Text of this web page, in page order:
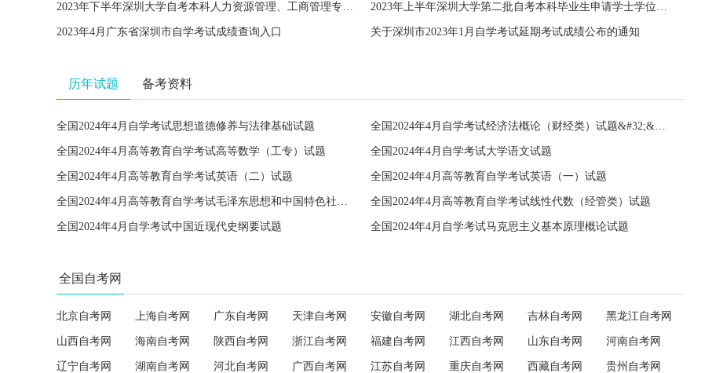
2023年下半年深圳大学自考本科人力资源管理、工商管理专业毕业论文安排通知（社会考生） 2023年上半年深圳大学第二批自考本科毕业生申请学士学位的通知
2023年4月广东省深圳市自学考试成绩查询入口 关于深圳市2023年1月自学考试延期考试成绩公布的通知
历年试题 备考资料
全国2024年4月自学考试思想道德修养与法律基础试题 全国2024年4月自学考试经济法概论（财经类）试题&#32;&#32;
全国2024年4月高等教育自学考试高等数学（工专）试题 全国2024年4月自学考试大学语文试题
全国2024年4月高等教育自学考试英语（二）试题 全国2024年4月高等教育自学考试英语（一）试题
全国2024年4月高等教育自学考试毛泽东思想和中国特色社会主义理论体系概论试题 全国2024年4月高等教育自学考试线性代数（经管类）试题
全国2024年4月自学考试中国近现代史纲要试题 全国2024年4月自学考试马克思主义基本原理概论试题
全国自考网
北京自考网 上海自考网 广东自考网 天津自考网 安徽自考网 湖北自考网 吉林自考网 黑龙江自考网
山西自考网 海南自考网 陕西自考网 浙江自考网 福建自考网 江西自考网 山东自考网 河南自考网
辽宁自考网 湖南自考网 河北自考网 广西自考网 江苏自考网 重庆自考网 西藏自考网 贵州自考网